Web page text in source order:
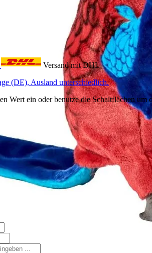
Versand mit DHL
(DE), Ausland unterschiedlich.
Wert ein oder benutze die Schaltflächen um